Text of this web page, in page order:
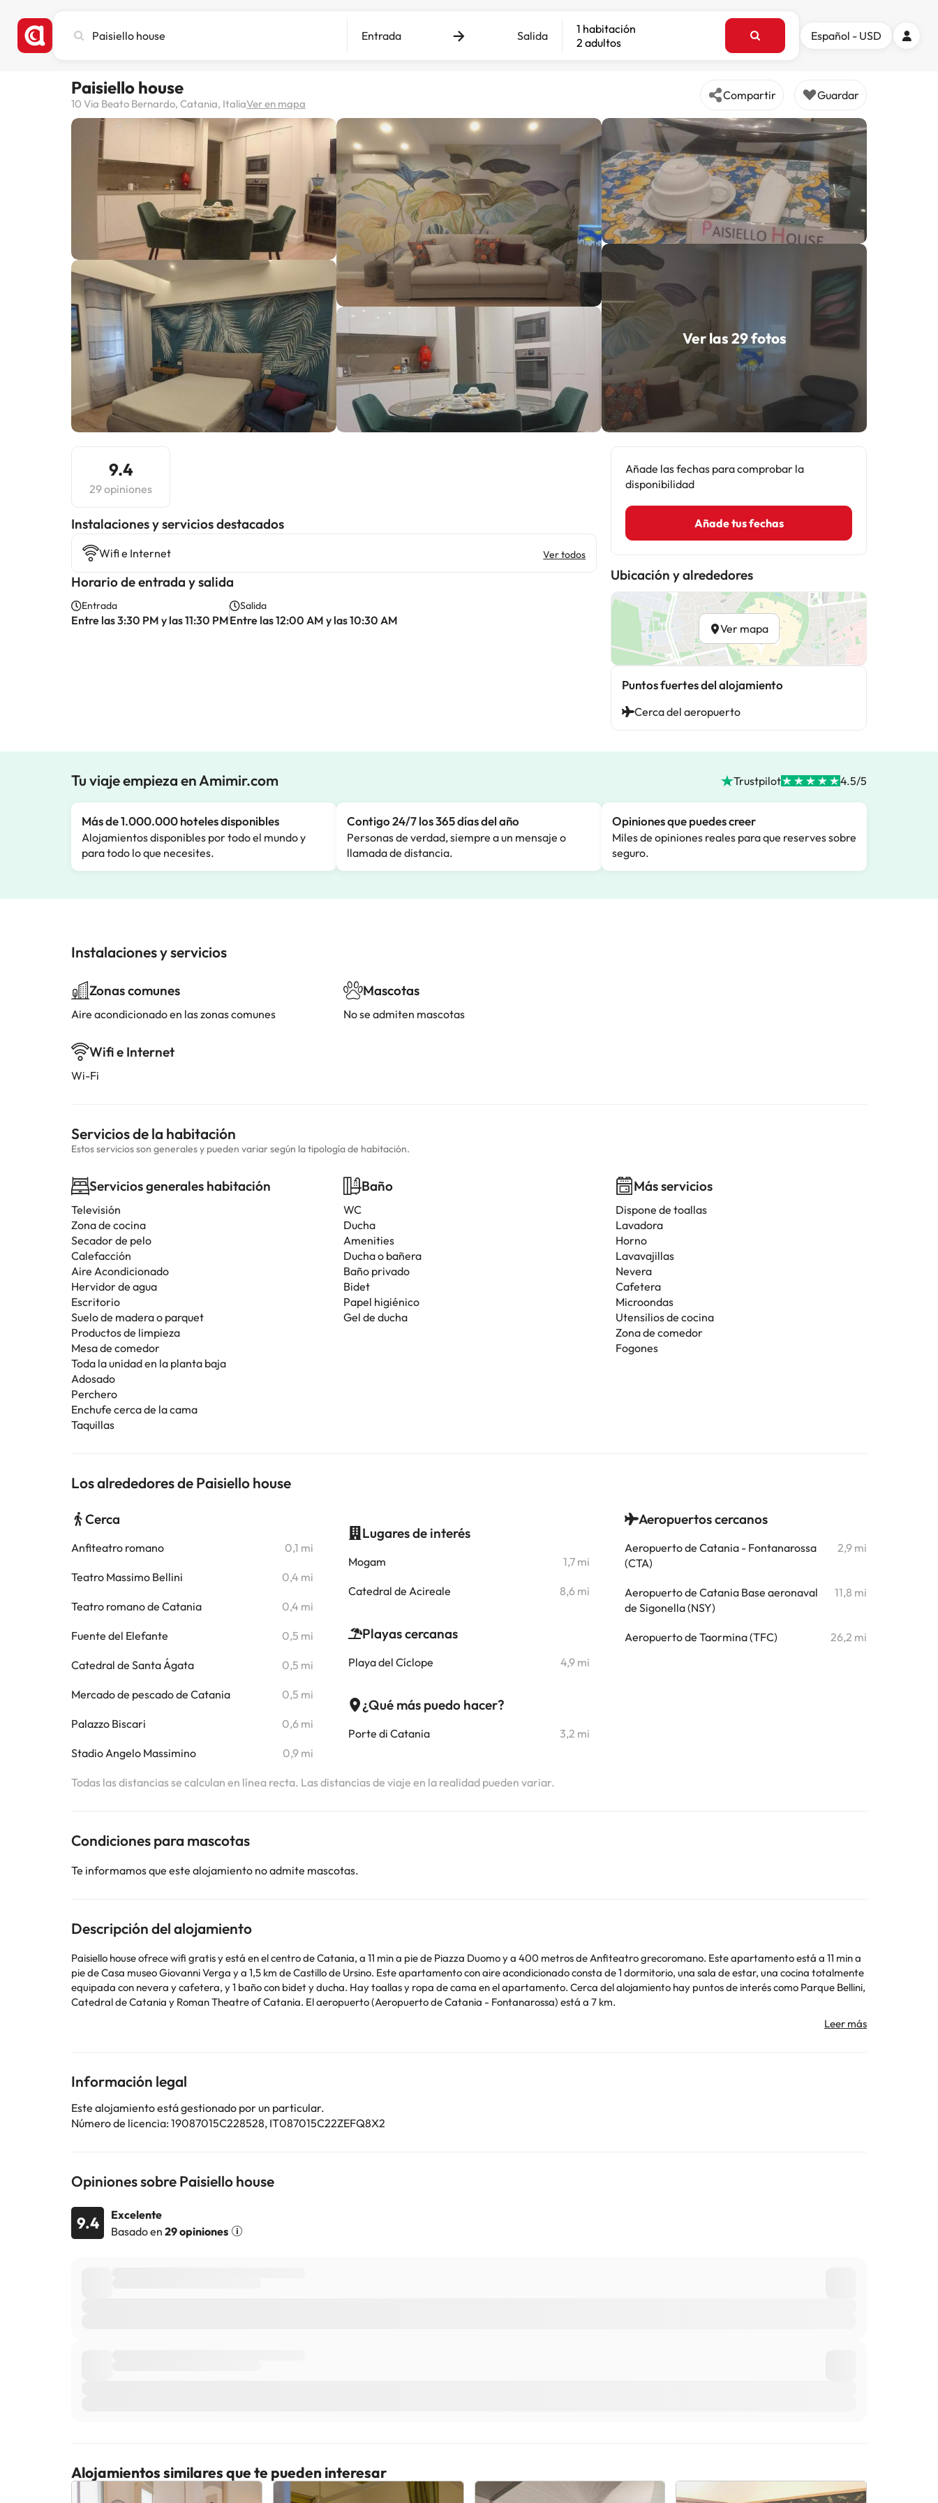
ciudad,
destino
Entrada Salida
1 habitación
2 adultos
Español - USD
Paisiello house
10 Via Beato Bernardo, Catania, ItaliaVer en mapa
Compartir Guardar
Ver las 29 fotos
9.4
29 opiniones
Instalaciones y servicios destacados
Wifi e Internet Ver todos
Horario de entrada y salida
Entrada
Entre las 3:30 PM y las 11:30 PM
Salida
Entre las 12:00 AM y las 10:30 AM
Añade las fechas para comprobar la
disponibilidad
Añade tus fechas
Ubicación y alrededores
Ver mapa
Puntos fuertes del alojamiento
Cerca del aeropuerto
Tu viaje empieza en Amimir.com Trustpilot 4.5/5
Más de 1.000.000 hoteles disponibles
Alojamientos disponibles por todo el mundo y
para todo lo que necesites.
Contigo 24/7 los 365 días del año
Personas de verdad, siempre a un mensaje o
llamada de distancia.
Opiniones que puedes creer
Miles de opiniones reales para que reserves sobre
seguro.
Instalaciones y servicios
Zonas comunes
Aire acondicionado en las zonas comunes
Wifi e Internet
Wi-Fi
Mascotas
No se admiten mascotas
Servicios de la habitación
Estos servicios son generales y pueden variar según la tipología de habitación.
Servicios generales habitación
Televisión
Zona de cocina
Secador de pelo
Calefacción
Aire Acondicionado
Hervidor de agua
Escritorio
Suelo de madera o parquet
Productos de limpieza
Mesa de comedor
Toda la unidad en la planta baja
Adosado
Perchero
Enchufe cerca de la cama
Taquillas
Baño
WC
Ducha
Amenities
Ducha o bañera
Baño privado
Bidet
Papel higiénico
Gel de ducha
Más servicios
Dispone de toallas
Lavadora
Horno
Lavavajillas
Nevera
Cafetera
Microondas
Utensilios de cocina
Zona de comedor
Fogones
Los alrededores de Paisiello house
Cerca
Anfiteatro romano 0,1 mi
Teatro Massimo Bellini 0,4 mi
Teatro romano de Catania 0,4 mi
Fuente del Elefante 0,5 mi
Catedral de Santa Ágata 0,5 mi
Mercado de pescado de Catania 0,5 mi
Palazzo Biscari 0,6 mi
Stadio Angelo Massimino 0,9 mi
Lugares de interés
Mogam 1,7 mi
Catedral de Acireale 8,6 mi
Playas cercanas
Playa del Cíclope 4,9 mi
¿Qué más puedo hacer?
Porte di Catania 3,2 mi
Aeropuertos cercanos
Aeropuerto de Catania - Fontanarossa
(CTA)
2,9 mi
Aeropuerto de Catania Base aeronaval
de Sigonella (NSY)
11,8 mi
Aeropuerto de Taormina (TFC) 26,2 mi
Todas las distancias se calculan en línea recta. Las distancias de viaje en la realidad pueden variar.
Condiciones para mascotas
Te informamos que este alojamiento no admite mascotas.
Descripción del alojamiento
Paisiello house ofrece wifi gratis y está en el centro de Catania, a 11 min a pie de Piazza Duomo y a 400 metros de Anfiteatro grecoromano. Este apartamento está a 11 min a
pie de Casa museo Giovanni Verga y a 1,5 km de Castillo de Ursino. Este apartamento con aire acondicionado consta de 1 dormitorio, una sala de estar, una cocina totalmente
equipada con nevera y cafetera, y 1 baño con bidet y ducha. Hay toallas y ropa de cama en el apartamento. Cerca del alojamiento hay puntos de interés como Parque Bellini,
Catedral de Catania y Roman Theatre of Catania. El aeropuerto (Aeropuerto de Catania - Fontanarossa) está a 7 km.
Información legal
Este alojamiento está gestionado por un particular.
Número de licencia: 19087015C228528, IT087015C22ZEFQ8X2
Opiniones sobre Paisiello house
9.4
Excelente
Basado en 29 opiniones
Alojamientos similares que te pueden interesar